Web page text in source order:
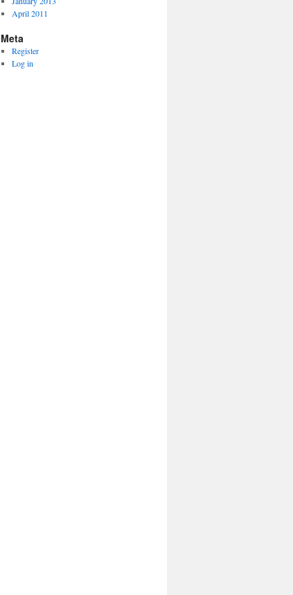
April 2011
Meta
Register
Log in